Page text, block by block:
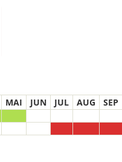
MAI JUN JUL AUG SEP